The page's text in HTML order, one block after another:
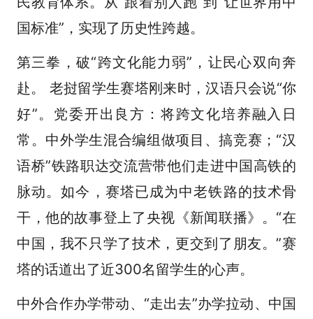
国标准”，实现了历史性跨越。
第三拳，破“跨文化能力弱”，让民心双向奔
赴。 老挝留学生赛塔刚来时，汉语只会说“你
好”。党委开出良方：将跨文化培养融入日
常。中外学生混合编组做项目、搞竞赛；“汉
语桥”铁路职达交流营带他们走进中国高铁的
脉动。如今，赛塔已成为中老铁路的技术骨
干，他的故事登上了央视《新闻联播》。“在
中国，我不只学了技术，更交到了朋友。”赛
塔的话道出了近300名留学生的心声。
中外合作办学带动、“走出去”办学拉动、中国